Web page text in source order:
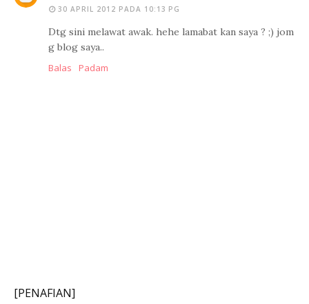
30 APRIL 2012 PADA 10:13 PG
Dtg sini melawat awak. hehe lamabat kan saya ? ;) jom
g blog saya..
Balas
Padam
[PENAFIAN]